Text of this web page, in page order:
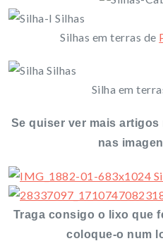
Silhas em terras de
Silha em
Se quiser ver mais
nas
Traga consigo o lixo que
coloque-o num